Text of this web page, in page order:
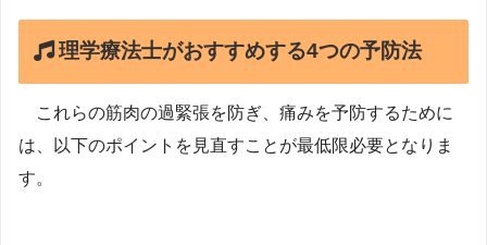
理学療法士がおすすめする4つの予防法
これらの筋肉の過緊張を防ぎ、痛みを予防するために
は、以下のポイントを見直すことが最低限必要となりま
す。